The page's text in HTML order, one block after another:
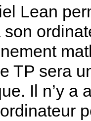
Lean
son
TP sera
Il n’y a